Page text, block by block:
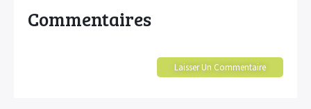
Commentaires
Laisser Un Commentaire